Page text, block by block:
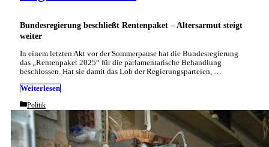
Bundesregierung beschließt Rentenpaket – Altersarmut steigt
weiter
In einem letzten Akt vor der Sommerpause hat die Bundesregierung
das „Rentenpaket 2025“ für die parlamentarische Behandlung
beschlossen. Hat sie damit das Lob der Regierungsparteien, …
Weiterlesen
Categories
Politik